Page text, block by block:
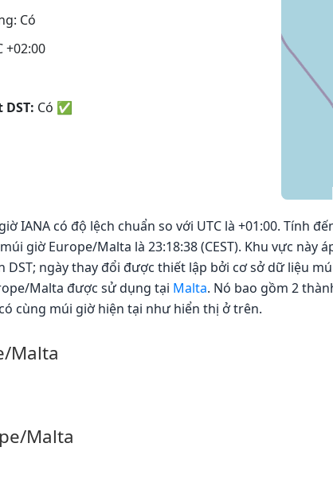
Có
+02:00
Có ✅
IANA có độ lệch chuẩn so với UTC là +01:00. Tính
giờ Europe/Malta là 23:18:38 (CEST). Khu vực này
ngày thay đổi được thiết lập bởi cơ sở dữ liệu
Malta được sử dụng tại Malta. Nó bao gồm 2
cùng múi giờ hiện tại như hiển thị ở trên.
Malta
Malta